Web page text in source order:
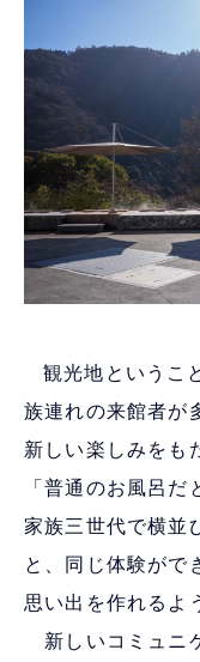
観光地というこ
族連れの来館者が
新しい楽しみをも
「普通のお風呂だ
家族三世代で横並
と、同じ体験がで
思い出を作れるよ
新しいコミュニ